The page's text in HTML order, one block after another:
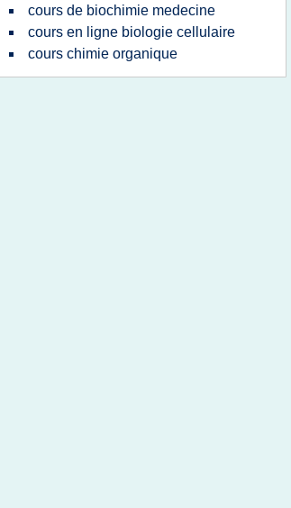
cours de biochimie medecine
cours en ligne biologie cellulaire
cours chimie organique